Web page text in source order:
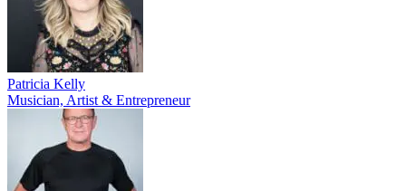
Patricia Kelly
Musician, Artist & Entrepreneur